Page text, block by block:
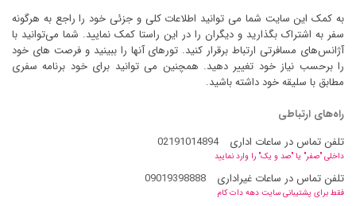
به کمک این سایت شما می توانید اطلاعات کلی و جزئی خود را راجع به هرگونه
سفر به اشتراک بگذارید و دیگران را در این راستا کمک نمایید. شما می‌توانید با
آژانس‌های مسافرتی ارتباط برقرار کنید. تورهای آنها را ببینید و فرصت های خود
را برحسب نیاز خود تغییر دهید. همچنین می توانید برای خود برنامه سفری
مطابق با سلیقه خود داشته باشید.
راه‌های ارتباطی
تلفن تماس در ساعات اداری
02191014894
داخلی "صفر" یا "صد و یک" را وارد نمایید
تلفن تماس در ساعات غیراداری 09019398888
فقط برای پشتیبانی سایت دهه دات کام